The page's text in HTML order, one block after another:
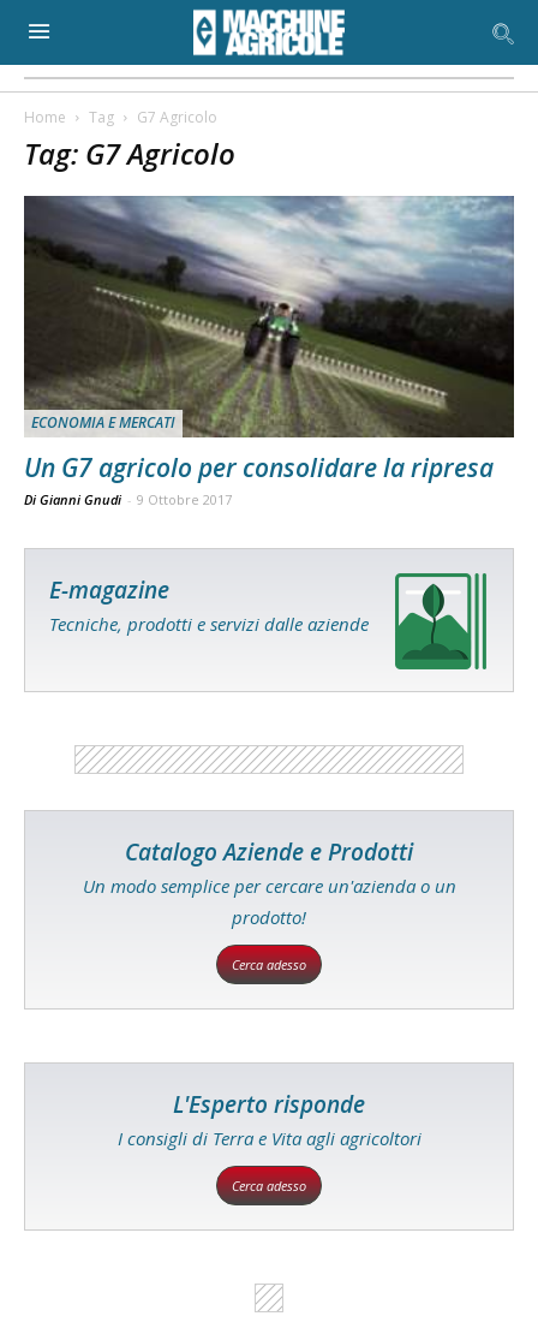
Home Tag G7 Agricolo
Tag: G7 Agricolo
ECONOMIA E MERCATI
Un G7 agricolo per consolidare la ripresa
Di Gianni Gnudi - 9 Ottobre 2017
E-magazine
Tecniche, prodotti e servizi dalle aziende
Catalogo Aziende e Prodotti
Un modo semplice per cercare un'azienda o un
prodotto!
Cerca adesso
L'Esperto risponde
I consigli di Terra e Vita agli agricoltori
Cerca adesso